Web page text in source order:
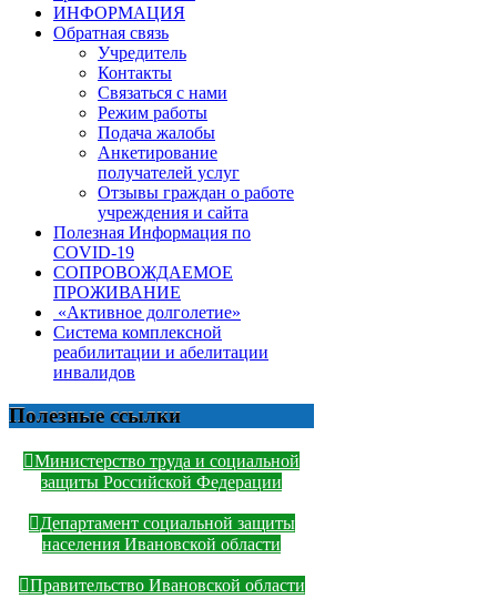
ИНФОРМАЦИЯ
Обратная связь
Учредитель
Контакты
Связаться с нами
Режим работы
Подача жалобы
Анкетирование
получателей услуг
Отзывы граждан о работе
учреждения и сайта
Полезная Информация по
COVID-19
СОПРОВОЖДАЕМОЕ
ПРОЖИВАНИЕ
«Активное долголетие»
Система комплексной
реабилитации и абелитации
инвалидов
Полезные ссылки
Министерство труда и социальной
защиты Российской Федерации
Департамент социальной защиты
населения Ивановской области
Правительство Ивановской области